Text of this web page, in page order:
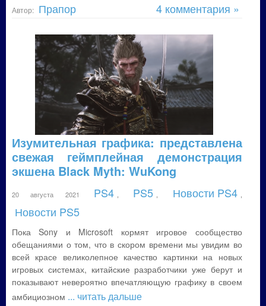
Автор: Прапор 4 комментария »
Изумительная графика: представлена
свежая геймплейная демонстрация
экшена Black Myth: WuKong
20 августа 2021 PS4 PS5 Новости PS4
Новости PS5
Пока Sony и Microsoft кормят игровое сообщество
обещаниями о том, что в скором времени мы увидим во
всей красе великолепное качество картинки на новых
игровых системах, китайские разработчики уже берут и
показывают невероятно впечатляющую графику в своем
амбициозном ... читать дальше